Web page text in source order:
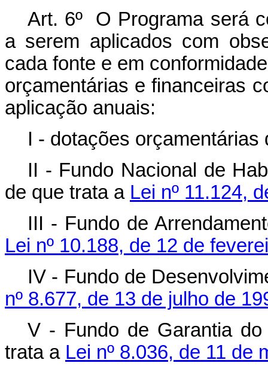
Art. 6º O Programa será
a serem aplicados com
cada fonte e em
orçamentárias e financeiras
aplicação anuais:
I - dotações orçamentárias
II - Fundo Nacional de
de que trata a Lei nº 11.124,
III - Fundo de
Lei nº 10.188, de 12 de
IV - Fundo de
nº 8.677, de 13 de julho de
V - Fundo de Garantia
trata a Lei nº 8.036, de 11 de